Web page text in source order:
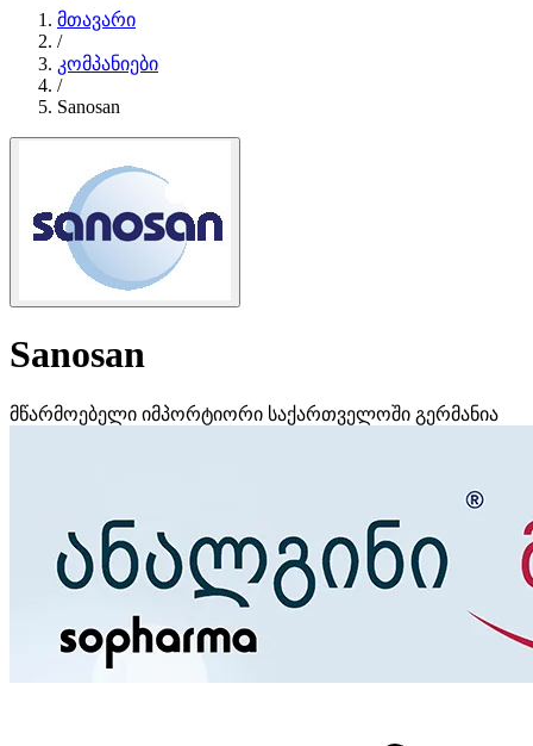
მთავარი
/
კომპანიები
/
Sanosan
Sanosan
მწარმოებელი იმპორტიორი საქართველოში გერმანია